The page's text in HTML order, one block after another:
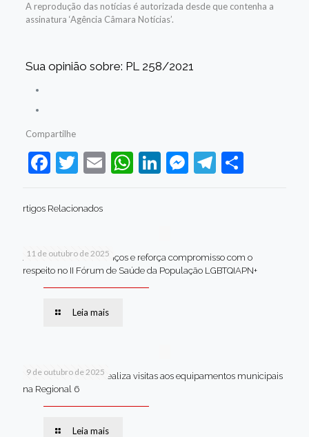
A reprodução das notícias é autorizada desde que contenha a
assinatura ‘Agência Câmara Notícias’.
Sua opinião sobre: PL 258/2021
Compartilhe
Facebook
Twitter
EmailWhatsApp
LinkedIn
Messenger
Telegram
Share
rtigos Relacionados
11 de outubro de 2025
Jaboatão celebra avanços e reforça compromisso com o
respeito no II Fórum de Saúde da População LGBTQIAPN+
Leia mais
9 de outubro de 2025
Van dos secretários realiza visitas aos equipamentos municipais
na Regional 6
Leia mais